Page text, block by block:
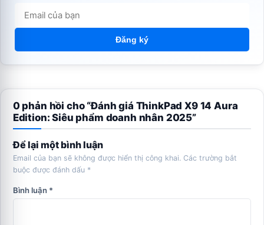
Đăng ký
0 phản hồi cho “Đánh giá ThinkPad X9 14 Aura
Edition: Siêu phẩm doanh nhân 2025”
Để lại một bình luận
Email của bạn sẽ không được hiển thị công khai. Các trường bắt
buộc được đánh dấu *
Bình luận *